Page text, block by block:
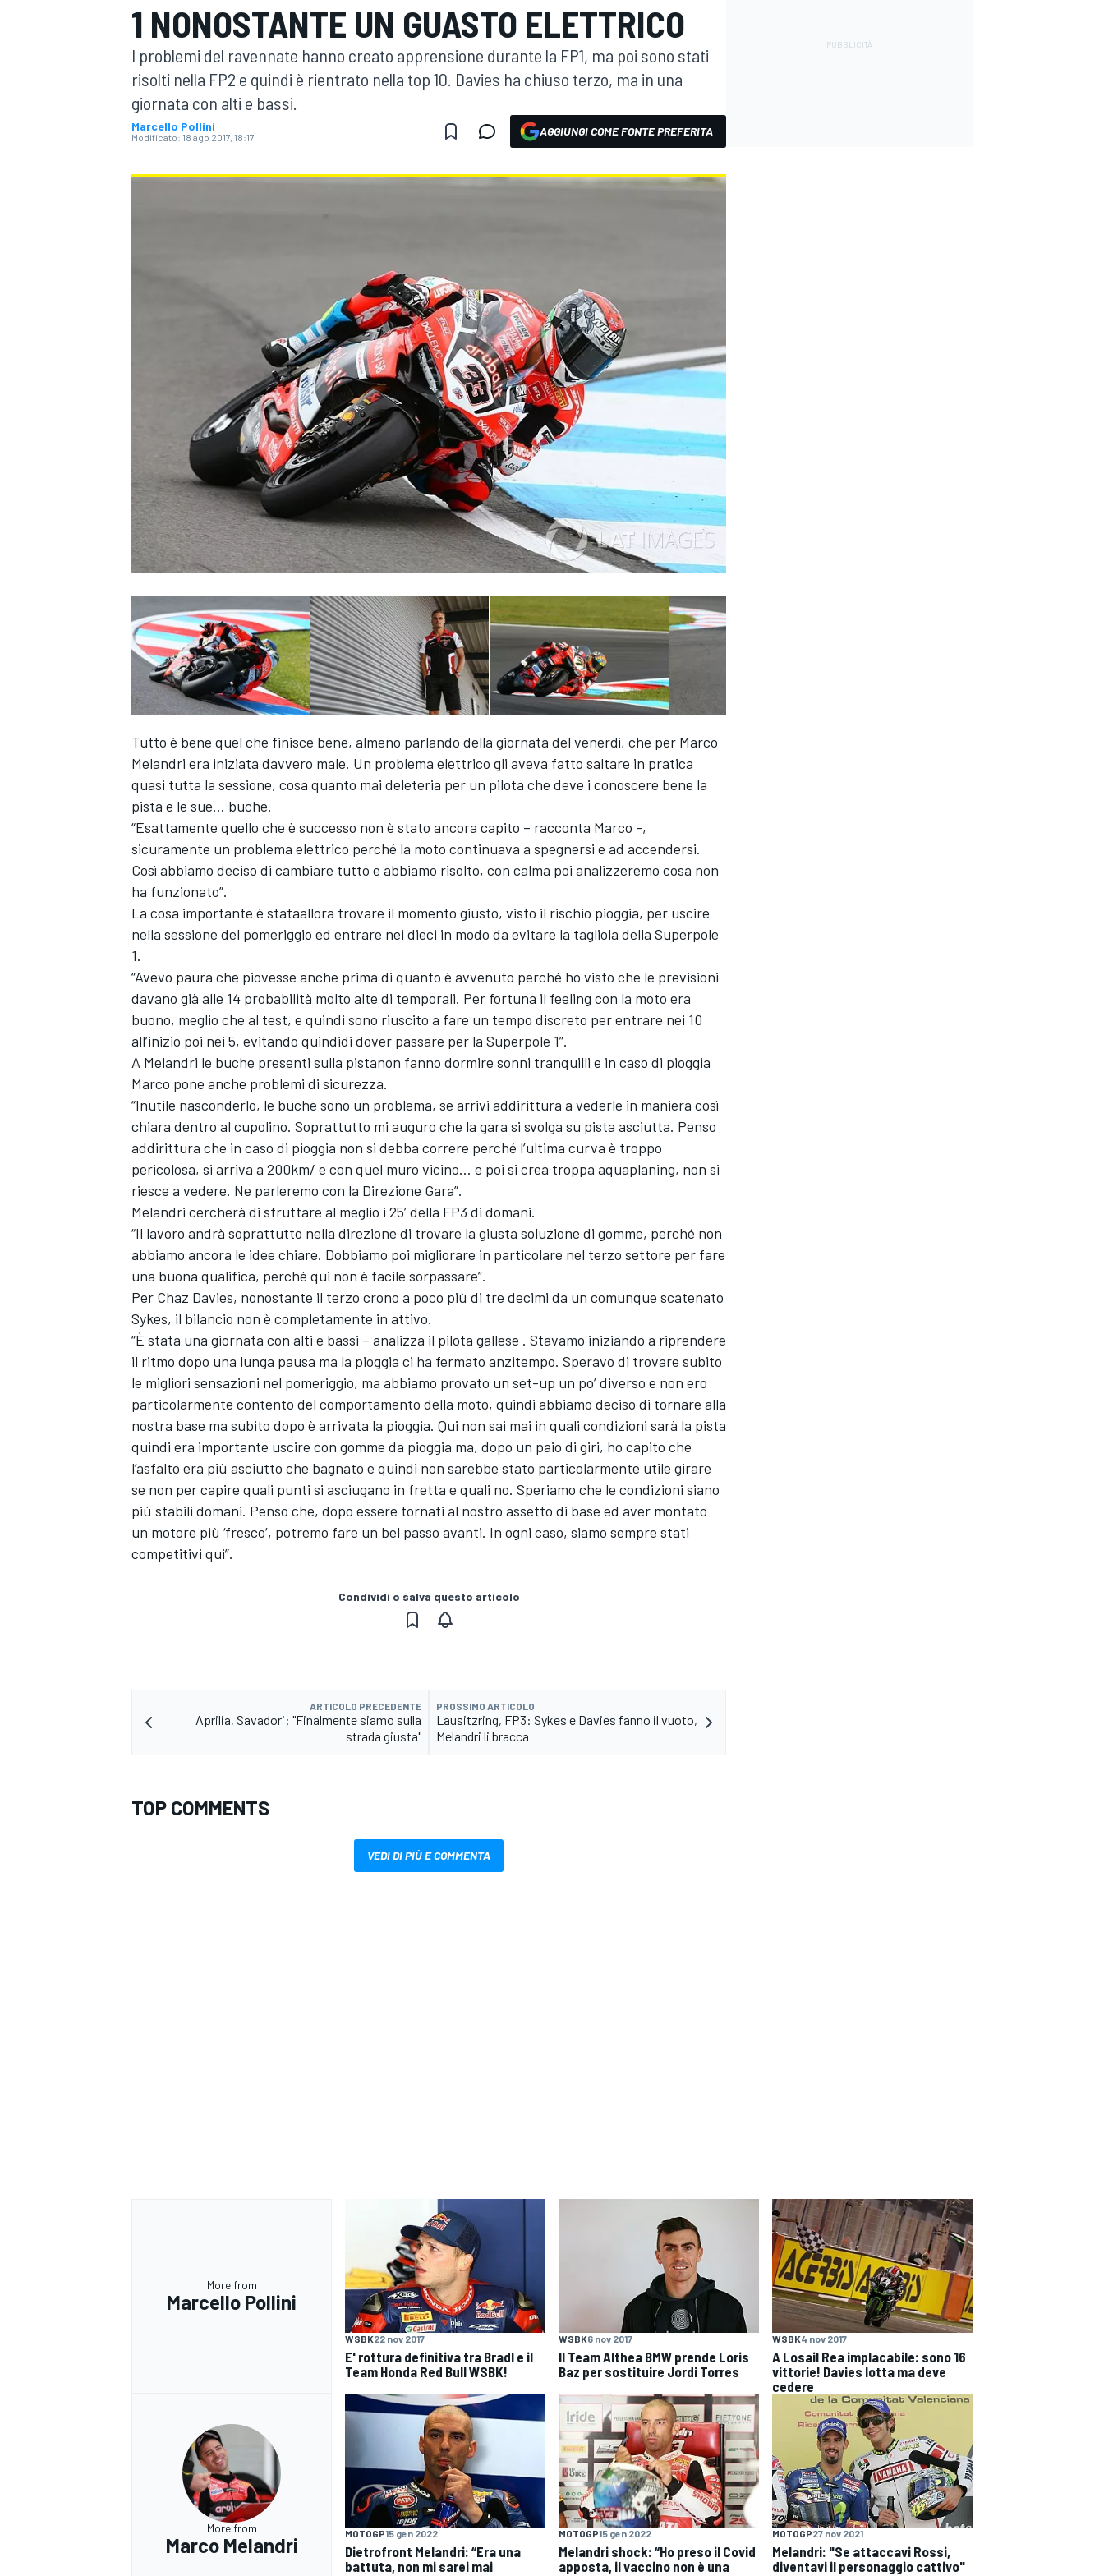
MOTOGP WEC
MONOPOSTO
ENDURANCE/GT
1 NONOSTANTE UN GUASTO ELETTRICO
I problemi del ravennate hanno creato apprensione durante la FP1, ma poi sono stati
risolti nella FP2 e quindi è rientrato nella top 10. Davies ha chiuso terzo, ma in una
giornata con alti e bassi.
Marcello Pollini
Modificato: 18 ago 2017, 18:17 AGGIUNGI COME FONTE PREFERITA
Tutto è bene quel che finisce bene, almeno parlando della giornata del venerdì, che per Marco
Melandri era iniziata davvero male. Un problema elettrico gli aveva fatto saltare in pratica
quasi tutta la sessione, cosa quanto mai deleteria per un pilota che deve i conoscere bene la
pista e le sue… buche.
“Esattamente quello che è successo non è stato ancora capito – racconta Marco -,
sicuramente un problema elettrico perché la moto continuava a spegnersi e ad accendersi.
Così abbiamo deciso di cambiare tutto e abbiamo risolto, con calma poi analizzeremo cosa non
ha funzionato”.
La cosa importante è stataallora trovare il momento giusto, visto il rischio pioggia, per uscire
nella sessione del pomeriggio ed entrare nei dieci in modo da evitare la tagliola della Superpole
1.
“Avevo paura che piovesse anche prima di quanto è avvenuto perché ho visto che le previsioni
davano già alle 14 probabilità molto alte di temporali. Per fortuna il feeling con la moto era
buono, meglio che al test, e quindi sono riuscito a fare un tempo discreto per entrare nei 10
all’inizio poi nei 5, evitando quindidi dover passare per la Superpole 1”.
A Melandri le buche presenti sulla pistanon fanno dormire sonni tranquilli e in caso di pioggia
Marco pone anche problemi di sicurezza.
“Inutile nasconderlo, le buche sono un problema, se arrivi addirittura a vederle in maniera così
chiara dentro al cupolino. Soprattutto mi auguro che la gara si svolga su pista asciutta. Penso
addirittura che in caso di pioggia non si debba correre perché l’ultima curva è troppo
pericolosa, si arriva a 200km/ e con quel muro vicino… e poi si crea troppa aquaplaning, non si
riesce a vedere. Ne parleremo con la Direzione Gara”.
Melandri cercherà di sfruttare al meglio i 25’ della FP3 di domani.
“Il lavoro andrà soprattutto nella direzione di trovare la giusta soluzione di gomme, perché non
abbiamo ancora le idee chiare. Dobbiamo poi migliorare in particolare nel terzo settore per fare
una buona qualifica, perché qui non è facile sorpassare”.
Per Chaz Davies, nonostante il terzo crono a poco più di tre decimi da un comunque scatenato
Sykes, il bilancio non è completamente in attivo.
“È stata una giornata con alti e bassi – analizza il pilota gallese . Stavamo iniziando a riprendere
il ritmo dopo una lunga pausa ma la pioggia ci ha fermato anzitempo. Speravo di trovare subito
le migliori sensazioni nel pomeriggio, ma abbiamo provato un set-up un po’ diverso e non ero
particolarmente contento del comportamento della moto, quindi abbiamo deciso di tornare alla
nostra base ma subito dopo è arrivata la pioggia. Qui non sai mai in quali condizioni sarà la pista
quindi era importante uscire con gomme da pioggia ma, dopo un paio di giri, ho capito che
l’asfalto era più asciutto che bagnato e quindi non sarebbe stato particolarmente utile girare
se non per capire quali punti si asciugano in fretta e quali no. Speriamo che le condizioni siano
più stabili domani. Penso che, dopo essere tornati al nostro assetto di base ed aver montato
un motore più ‘fresco’, potremo fare un bel passo avanti. In ogni caso, siamo sempre stati
competitivi qui”.
Condividi o salva questo articolo
ARTICOLO PRECEDENTE
Aprilia, Savadori: "Finalmente siamo sulla
strada giusta"
PROSSIMO ARTICOLO
Lausitzring, FP3: Sykes e Davies fanno il vuoto,
Melandri li bracca
TOP COMMENTS
VEDI DI PIÙ E COMMENTA
More from
Marcello Pollini
WSBK22 nov 2017
E' rottura definitiva tra Bradl e il
Team Honda Red Bull WSBK!
WSBK6 nov 2017
Il Team Althea BMW prende Loris
Baz per sostituire Jordi Torres
WSBK4 nov 2017
A Losail Rea implacabile: sono 16
vittorie! Davies lotta ma deve
cedere
More from
Marco Melandri
MOTOGP15 gen 2022
Dietrofront Melandri: “Era una
battuta, non mi sarei mai
MOTOGP15 gen 2022
Melandri shock: “Ho preso il Covid
apposta, il vaccino non è una
MOTOGP27 nov 2021
Melandri: "Se attaccavi Rossi,
diventavi il personaggio cattivo"